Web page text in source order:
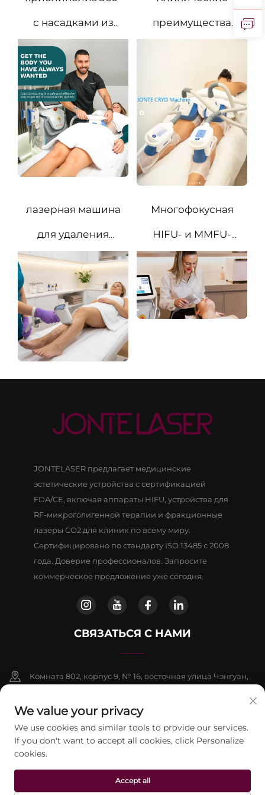
с насадками из
пищевого
силикона
преимущества
криолиполиза на
360°
лазерная машина
для удаления
волос «4 в 1»,
сертифицированная
FDA
Многофокусная
HIFU- и MMFU-
терапия для
пациентов
пожилого
JONTELASER предлагает медицинские
эстетические устройства с сертификацией
FDA/CE, включая аппараты HIFU, устройства для
RF-микроголигенной терапии и фракционные
лазеры CO2 для клиник по всему миру.
Сертифицировано по стандарту ISO 13485 с 2008
года. Доверие профессионалов. Запросите
коммерческое предложение уже сегодня.
СВЯЗАТЬСЯ С НАМИ
Комната 802, корпус 9, № 16, восточная улица Чэнгуан,
+86-13911459627
[email protected]
© 2026 Пекинская компания Jontelaser Technology CO., LTD. Все
права защищены. Политика конфиденциальности
We value your privacy
We use cookies and similar tools to provide our services.
If you don't want to accept all cookies, click Personalize
cookies.
Accept all